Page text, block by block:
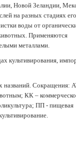
Новой Зеландии,
на разных стадиях его
воды от
Применяются
металлами.
культивирования,
названий. Сокращения:
КК –
ПП - пищевая